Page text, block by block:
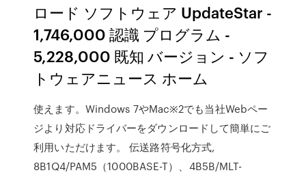
ロード ソフトウェア UpdateStar -
1,746,000 認識 プログラム -
5,228,000 既知 バージョン - ソフ
トウェアニュース ホーム
使えます。Windows 7やMac※2でも当社Webペー
ジより対応ドライバーをダウンロードして簡単にご
利用いただけます。 伝送路符号化方式,
8B1Q4/PAM5（1000BASE-T）、4B5B/MLT-